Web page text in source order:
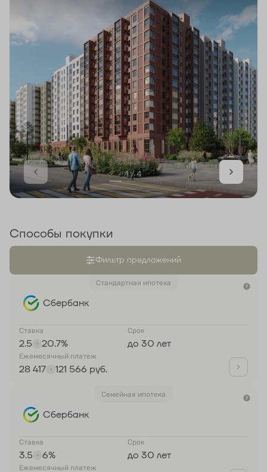
1 / 4
Способы покупки
Фильтр предложений
Стандартная ипотека
Сбербанк
Ставка
2.5 20.7%
Срок
до 30 лет
Ежемесячный платеж
28 417 121 566 руб.
Семейная ипотека
Сбербанк
Ставка
3.5 6%
Срок
до 30 лет
Ежемесячный платеж